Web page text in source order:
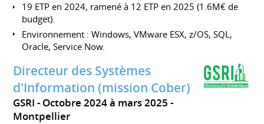
19 ETP en 2024, ramené à 12 ETP en 2025 (1.6M€ de
budget).
Environnement : Windows, VMware ESX, z/OS, SQL,
Oracle, Service Now.
Directeur des Systèmes
d'Information (mission Cober)
GSRI
Octobre 2024 à mars 2025
Montpellier